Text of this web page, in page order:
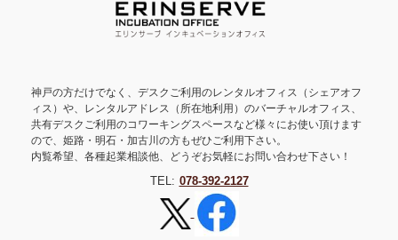
神戸の方だけでなく、デスクご利用のレンタルオフィス（シェアオフ
ィス）や、レンタルアドレス（所在地利用）のバーチャルオフィス、
共有デスクご利用のコワーキングスペースなど様々にお使い頂けます
ので、姫路・明石・加古川の方もぜひご利用下さい。
内覧希望、各種起業相談他、どうぞお気軽にお問い合わせ下さい！
TEL: 078-392-2127